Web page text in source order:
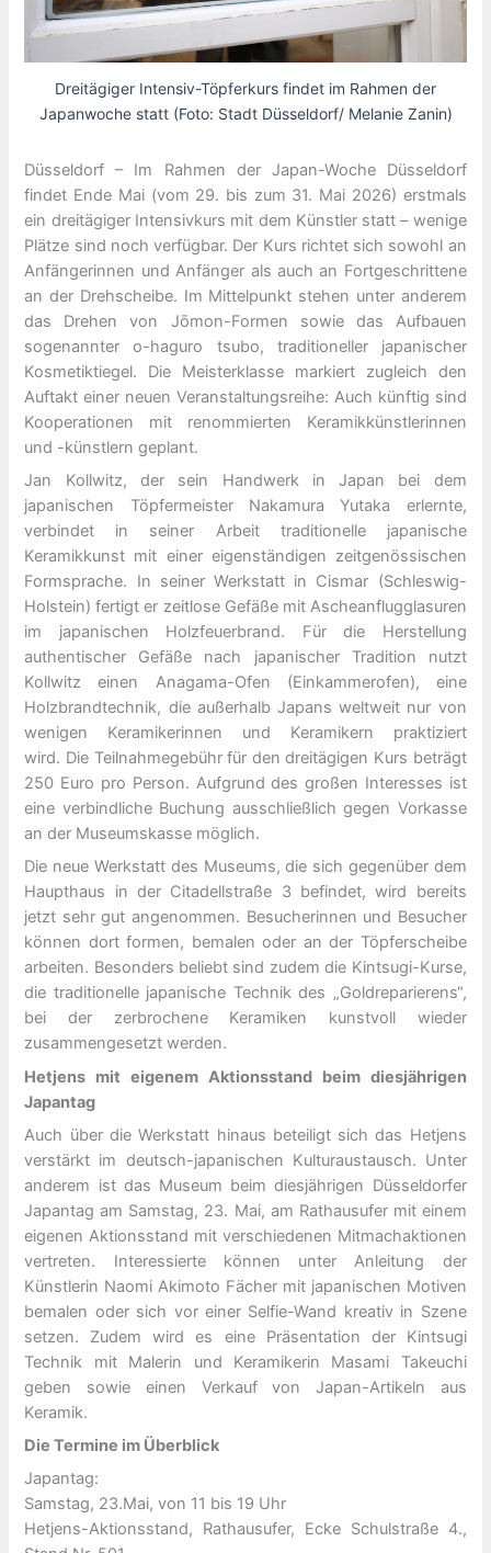
Dreitägiger Intensiv-Töpferkurs findet im Rahmen der
Japanwoche statt (Foto: Stadt Düsseldorf/ Melanie Zanin)
Düsseldorf – Im Rahmen der Japan-Woche Düsseldorf
findet Ende Mai (vom 29. bis zum 31. Mai 2026) erstmals
ein dreitägiger Intensivkurs mit dem Künstler statt – wenige
Plätze sind noch verfügbar. Der Kurs richtet sich sowohl an
Anfängerinnen und Anfänger als auch an Fortgeschrittene
an der Drehscheibe. Im Mittelpunkt stehen unter anderem
das Drehen von Jōmon-Formen sowie das Aufbauen
sogenannter o-haguro tsubo, traditioneller japanischer
Kosmetiktiegel. Die Meisterklasse markiert zugleich den
Auftakt einer neuen Veranstaltungsreihe: Auch künftig sind
Kooperationen mit renommierten Keramikkünstlerinnen
und -künstlern geplant.
Jan Kollwitz, der sein Handwerk in Japan bei dem
japanischen Töpfermeister Nakamura Yutaka erlernte,
verbindet in seiner Arbeit traditionelle japanische
Keramikkunst mit einer eigenständigen zeitgenössischen
Formsprache. In seiner Werkstatt in Cismar (Schleswig-
Holstein) fertigt er zeitlose Gefäße mit Ascheanflugglasuren
im japanischen Holzfeuerbrand. Für die Herstellung
authentischer Gefäße nach japanischer Tradition nutzt
Kollwitz einen Anagama-Ofen (Einkammerofen), eine
Holzbrandtechnik, die außerhalb Japans weltweit nur von
wenigen Keramikerinnen und Keramikern praktiziert
wird. Die Teilnahmegebühr für den dreitägigen Kurs beträgt
250 Euro pro Person. Aufgrund des großen Interesses ist
eine verbindliche Buchung ausschließlich gegen Vorkasse
an der Museumskasse möglich.
Die neue Werkstatt des Museums, die sich gegenüber dem
Haupthaus in der Citadellstraße 3 befindet, wird bereits
jetzt sehr gut angenommen. Besucherinnen und Besucher
können dort formen, bemalen oder an der Töpferscheibe
arbeiten. Besonders beliebt sind zudem die Kintsugi-Kurse,
die traditionelle japanische Technik des „Goldreparierens“,
bei der zerbrochene Keramiken kunstvoll wieder
zusammengesetzt werden.
Hetjens mit eigenem Aktionsstand beim diesjährigen
Japantag
Auch über die Werkstatt hinaus beteiligt sich das Hetjens
verstärkt im deutsch-japanischen Kulturaustausch. Unter
anderem ist das Museum beim diesjährigen Düsseldorfer
Japantag am Samstag, 23. Mai, am Rathausufer mit einem
eigenen Aktionsstand mit verschiedenen Mitmachaktionen
vertreten. Interessierte können unter Anleitung der
Künstlerin Naomi Akimoto Fächer mit japanischen Motiven
bemalen oder sich vor einer Selfie-Wand kreativ in Szene
setzen. Zudem wird es eine Präsentation der Kintsugi
Technik mit Malerin und Keramikerin Masami Takeuchi
geben sowie einen Verkauf von Japan-Artikeln aus
Keramik.
Die Termine im Überblick
Japantag:
Samstag, 23.Mai, von 11 bis 19 Uhr
Hetjens-Aktionsstand, Rathausufer, Ecke Schulstraße 4.,